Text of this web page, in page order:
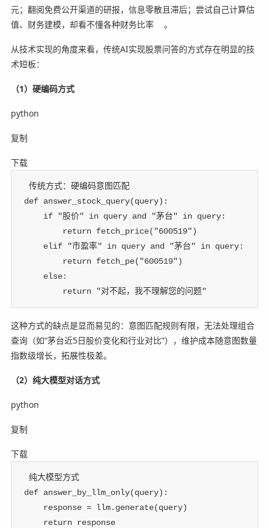
元；翻阅免费公开渠道的研报，信息零散且滞后；尝试自己计算估
值、财务建模，却看不懂各种财务比率
。
从技术实现的角度来看，传统AI实现股票问答的方式存在明显的技
术短板：
（1）硬编码方式
python
复制
下载
传统方式：硬编码意图匹配
def answer_stock_query(query) :
if
"股价" in query and "茅台" in query:
return fetch_price( "600519")
elif
"市盈率" in query and "茅台" in query:
return fetch_pe( "600519")
else:
return
"对不起，我不理解您的问题"
这种方式的缺点是显而易见的：意图匹配规则有限，无法处理组合
查询（如“茅台近5日股价变化和行业对比”），维护成本随意图数量
指数级增长，拓展性极差。
（2）纯大模型对话方式
python
复制
下载
纯大模型方式
def answer_by_llm_only(query) :
    response
= llm. generate(query)
return response